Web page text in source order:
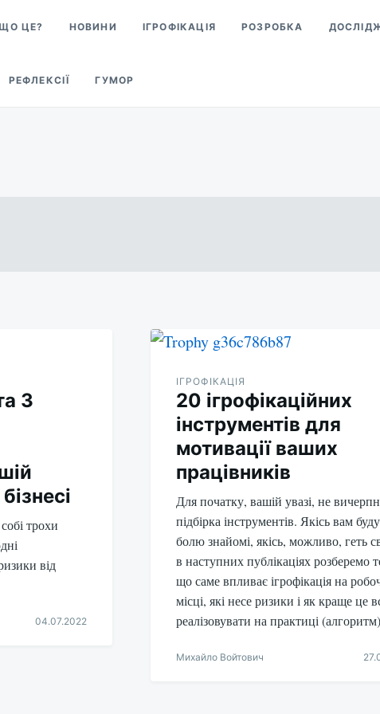
ЩО ЦЕ? НОВИНИ ІГРОФІКАЦІЯ РОЗРОБКА
РЕФЛЕКСІЇ ГУМОР
3
трохи
від
04.07.2022
ІГРОФІКАЦІЯ
20 ігрофікаційних
інструментів для
мотивації ваших
працівників
Для початку, вашій увазі, не
підбірка інструментів. Якісь вам
болю знайомі, якісь, можливо, геть
в наступних публікаціях розберемо
що саме впливає ігрофікація на
місці, які несе ризики і як краще це
реалізовувати на практиці
Михайло Войтович